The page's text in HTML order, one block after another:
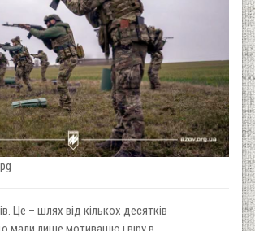
Це – шлях від кількох десятків